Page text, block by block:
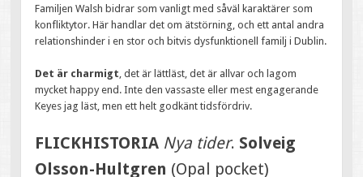
Familjen Walsh bidrar som vanligt med såväl karaktärer som
konfliktytor. Här handlar det om ätstörning, och ett antal andra
relationshinder i en stor och bitvis dysfunktionell familj i Dublin.
Det är charmigt , det är lättläst, det är allvar och lagom
mycket happy end. Inte den vassaste eller mest engagerande
Keyes jag läst, men ett helt godkänt tidsfördriv.
FLICKHISTORIA Nya tider. Solveig
Olsson-Hultgren (Opal pocket)